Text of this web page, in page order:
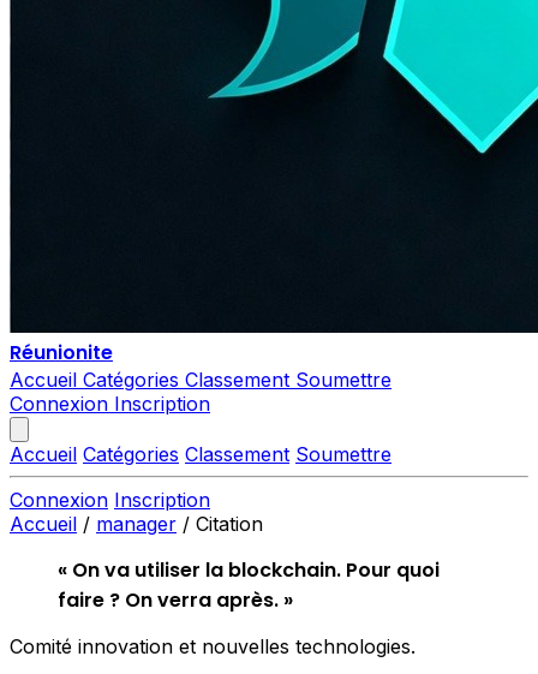
Réunionite
Accueil Catégories Classement Soumettre
Connexion Inscription
Accueil Catégories Classement Soumettre
Connexion Inscription
Accueil / manager / Citation
« On va utiliser la blockchain. Pour quoi
faire ? On verra après. »
Comité innovation et nouvelles technologies.